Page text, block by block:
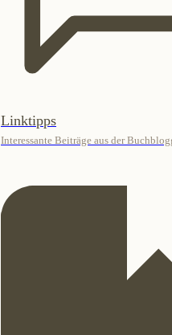
Linktipps
Interessante Beiträge aus der